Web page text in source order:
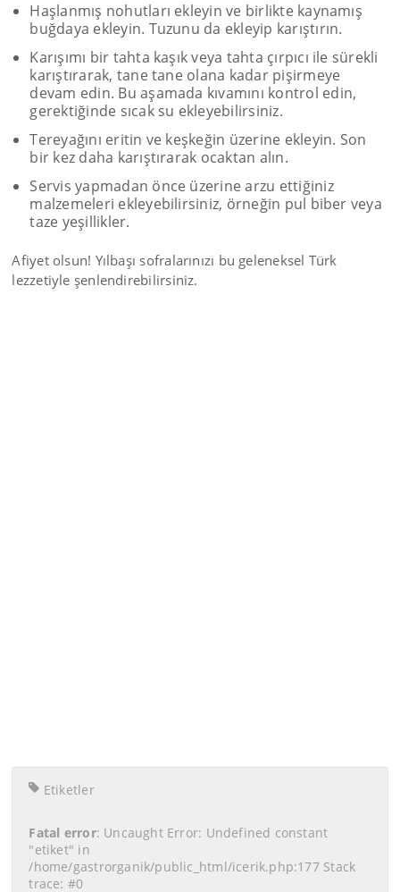
Haşlanmış nohutları ekleyin ve birlikte kaynamış
buğdaya ekleyin. Tuzunu da ekleyip karıştırın.
Karışımı bir tahta kaşık veya tahta çırpıcı ile sürekli
karıştırarak, tane tane olana kadar pişirmeye
devam edin. Bu aşamada kıvamını kontrol edin,
gerektiğinde sıcak su ekleyebilirsiniz.
Tereyağını eritin ve keşkeğin üzerine ekleyin. Son
bir kez daha karıştırarak ocaktan alın.
Servis yapmadan önce üzerine arzu ettiğiniz
malzemeleri ekleyebilirsiniz, örneğin pul biber veya
taze yeşillikler.
Afiyet olsun! Yılbaşı sofralarınızı bu geleneksel Türk
lezzetiyle şenlendirebilirsiniz.
Etiketler
Fatal error: Uncaught Error: Undefined constant
"etiket" in
/home/gastrorganik/public_html/icerik.php:177 Stack
trace: #0